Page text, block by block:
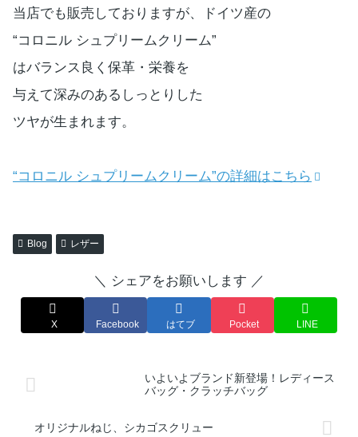
当店でも販売しておりますが、ドイツ産の
“コロニル シュプリームクリーム”
はバランス良く保革・栄養を
与えて深みのあるしっとりした
ツヤが生まれます。
“コロニル シュプリームクリーム”の詳細はこちら
Blog レザー
＼ シェアをお願いします ／
X Facebook はてブ Pocket LINE
いよいよブランド新登場！レディース
バッグ・クラッチバッグ
オリジナルねじ、シカゴスクリュー